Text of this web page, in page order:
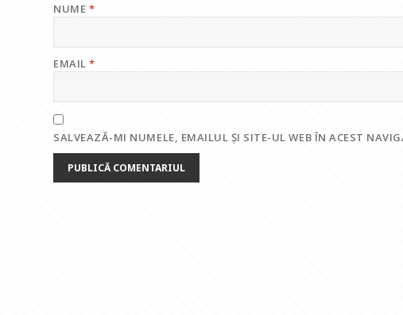
NUME *
EMAIL*
SALVEAZĂ-MI NUMELE, EMAILUL ȘI SITE-UL WEB ÎN ACEST